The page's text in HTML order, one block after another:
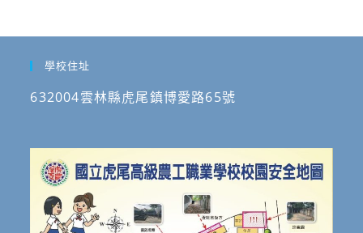
學校住址
632004雲林縣虎尾鎮博愛路65號